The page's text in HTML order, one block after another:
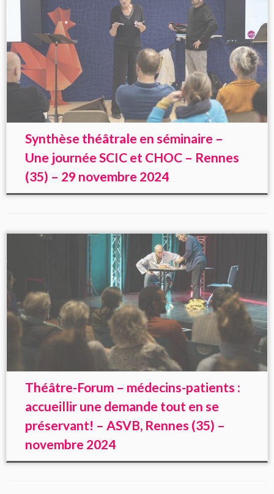
Synthèse théâtrale en séminaire –
Une journée SCIC et CHOC – Rennes
(35) – 29 novembre 2024
Théâtre-Forum – médecins-patients :
accueillir une demande tout en se
préservant! – ASVB, Rennes (35) –
novembre 2024